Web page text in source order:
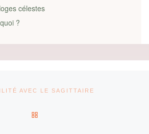
célestes
?
AVEC LE SAGITTAIRE